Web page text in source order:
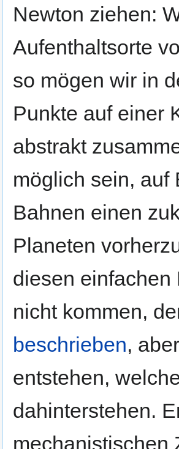
Newton ziehen:
Aufenthaltsorte
so mögen wir in
Punkte auf einer
abstrakt
möglich sein, auf
Bahnen einen
Planeten
diesen einfachen
nicht kommen,
beschrieben,
entstehen,
dahinterstehen.
mechanistischen